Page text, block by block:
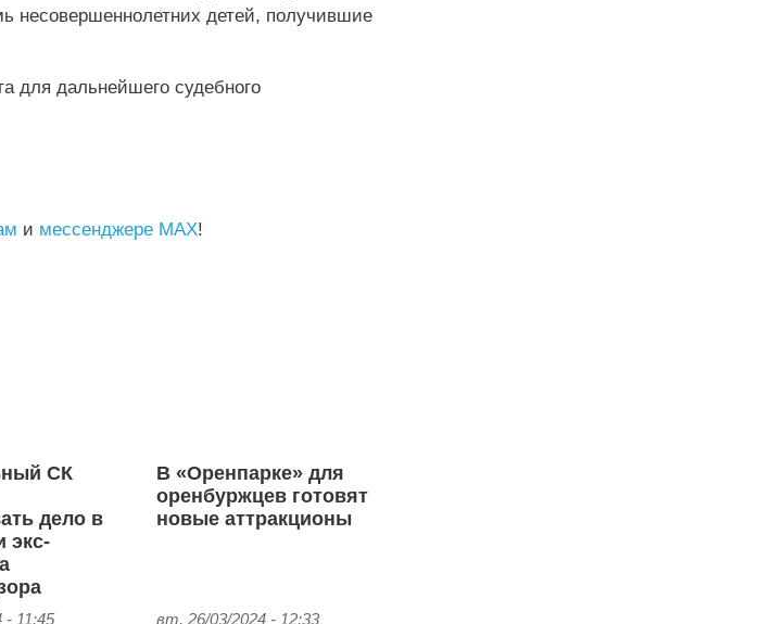
несовершеннолетних детей, получившие
для дальнейшего судебного
и мессенджере MAX!
СК
дело в
экс-
- 11:45
В «Оренпарке» для
оренбуржцев готовят
новые аттракционы
вт, 26/03/2024 - 12:33